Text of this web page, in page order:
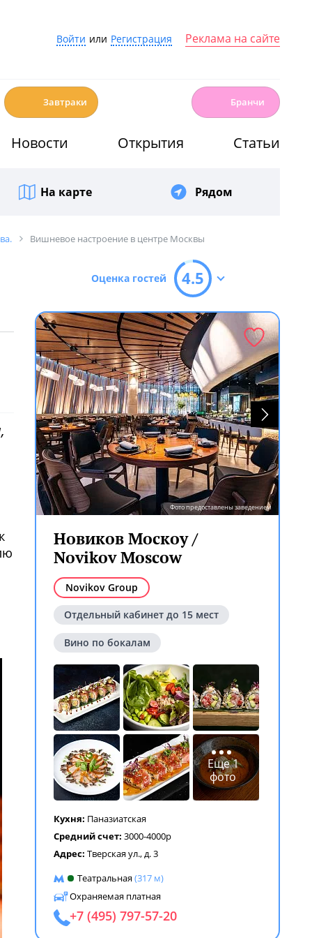
Войти или Регистрация Реклама на сайте
Завтраки Бранчи
Новости Открытия Статьи
На карте Рядом
Вишневое настроение в центре Москвы
Оценка гостей 4.5
Фото предоставлены заведением
Новиков Москоу /
Novikov Moscow
Novikov Group
Отдельный кабинет до 15 мест
Вино по бокалам
Еще 1
фото
Кухня: Паназиатская
Средний счет: 3000-4000р
Адрес: Тверская ул., д. 3
Театральная(317 м)
Охраняемая платная
+7 (495) 797-57-20